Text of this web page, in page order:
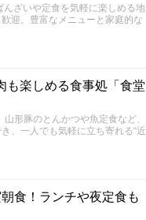
ざいや定食を気軽に楽しめる地
迎。豊富なメニューと家庭的な
も楽しめる食事処「食堂
形豚のとんかつや魚定食など、
、一人でも気軽に立ち寄れる“近
食！ランチや夜定食も